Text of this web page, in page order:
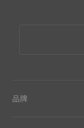
品牌